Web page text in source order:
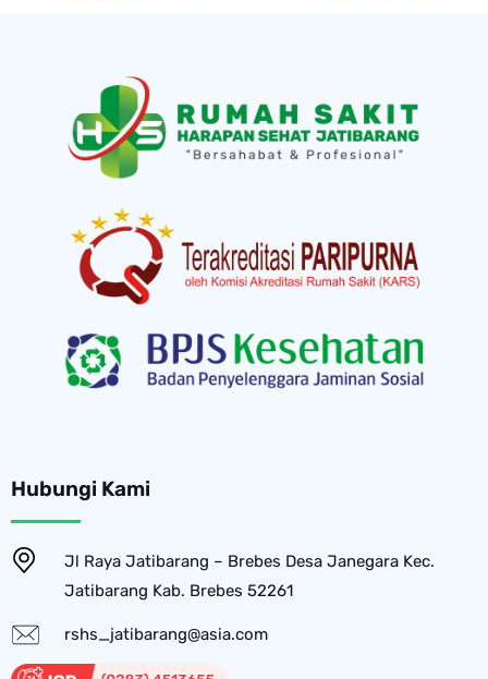
Hubungi Kami
Jl Raya Jatibarang – Brebes Desa Janegara Kec.
Jatibarang Kab. Brebes 52261
rshs_jatibarang@asia.com